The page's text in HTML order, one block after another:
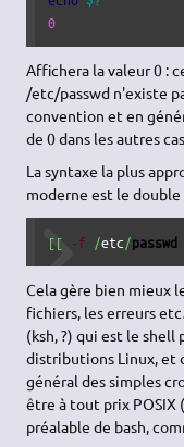
0
Affichera la valeur 0 :
/etc/passwd n'existe
convention et en
de 0 dans les autres
La syntaxe la plus
moderne est le
[[ -f /etc/passwd
Cela gère bien mieux
fichiers, les erreurs
(ksh, ?) qui est le shell
distributions Linux, et
général des simples
être à tout prix POSIX
préalable de bash,